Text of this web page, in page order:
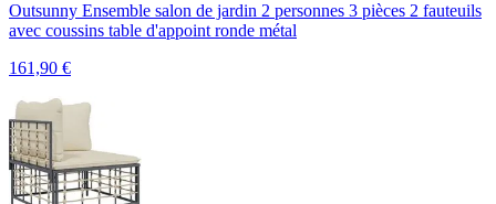
Outsunny Ensemble salon de jardin 2 personnes 3 pièces 2 fauteuils
avec coussins table d'appoint ronde métal
161,90 €